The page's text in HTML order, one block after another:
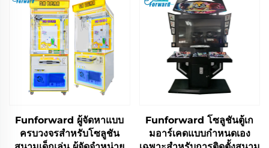
Funforward ผู้จัดหาแบบ
ครบวงจรสำหรับโซลูชัน
Funforward โซลูชันตู้เก
มอาร์เคดแบบกำหนดเอง